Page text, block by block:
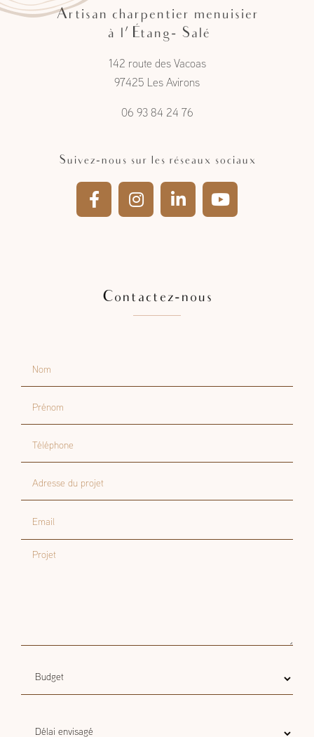
Artisan charpentier menuisier
à l'Étang- Salé
142 route des Vacoas
97425 Les Avirons
06 93 84 24 76
Suivez-nous sur les réseaux sociaux
Contactez-nous
Nom
Prénom
Téléphone
Adresse du projet
Email
Projet
Budget
estimatif
Budget estimatif
Délai
Délai envisagé